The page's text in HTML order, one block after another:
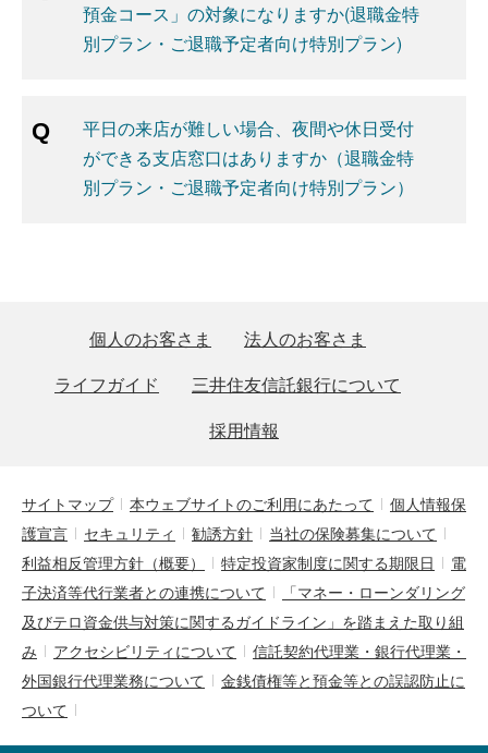
預金コース」の対象になりますか(退職金特
別プラン・ご退職予定者向け特別プラン)
平日の来店が難しい場合、夜間や休日受付
ができる支店窓口はありますか（退職金特
別プラン・ご退職予定者向け特別プラン）
個人のお客さま
法人のお客さま
ライフガイド
三井住友信託銀行について
採用情報
サイトマップ 本ウェブサイトのご利用にあたって
個人情報保
護宣言
セキュリティ 勧誘方針
当社の保険募集について
利益相反管理方針（概要）
特定投資家制度に関する期限日
電
子決済等代行業者との連携について
「マネー・ローンダリング
及びテロ資金供与対策に関するガイドライン」を踏まえた取り組
み
アクセシビリティについて
信託契約代理業・銀行代理業・
外国銀行代理業務について
金銭債権等と預金等との誤認防止に
ついて